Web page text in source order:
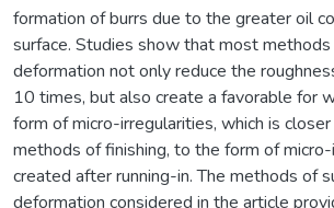
formation of burrs due to the greater oil
surface. Studies show that most
deformation not only reduce the
10 times, but also create a favorable for
form of micro-irregularities, which is
methods of finishing, to the form of
created after running-in. The methods of
deformation considered in the article